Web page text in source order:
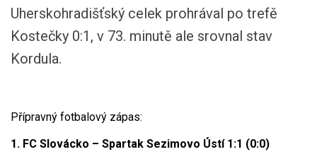
Uherskohradišťský celek prohrával po trefě
Kostečky 0:1, v 73. minutě ale srovnal stav
Kordula.
Přípravný fotbalový zápas:
1. FC Slovácko – Spartak Sezimovo Ústí 1:1 (0:0)